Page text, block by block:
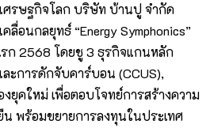
ศรษฐกิจโลก บริษัท บ้านปู จำกัด
อนกลยุทธ์ “Energy Symphonics”
รก 2568 โดยชู 3 ธุรกิจแกนหลัก
ะการดักจับคาร์บอน (CCUS),
ยุคใหม่ เพื่อตอบโจทย์การสร้างความ
พร้อมขยายการลงทุนในประเทศ